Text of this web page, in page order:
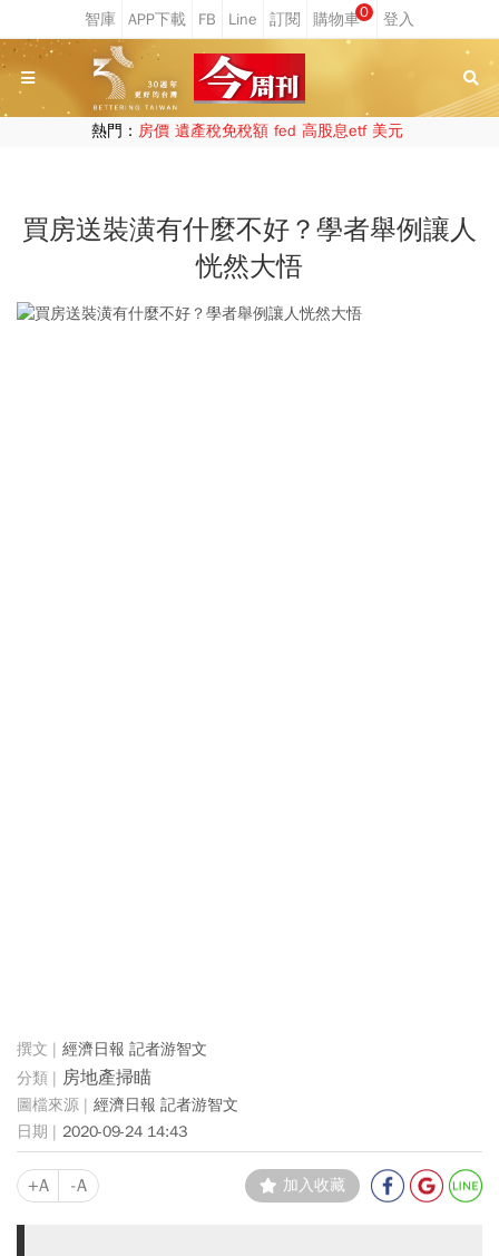
0
熱門： 房價 遺產稅免稅額 fed 高股息etf 美元
買房送裝潢有什麼不好？學者舉例讓人
恍然大悟
經濟日報 記者游智文
房地產掃瞄
經濟日報 記者游智文
2020-09-24 14:43
+A -A 加入收藏